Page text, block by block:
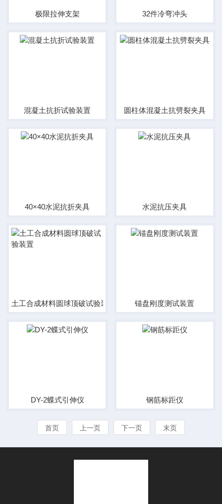
极限拉伸支架 32件冷弯冲头
混凝土抗折试验装置 圆柱体混凝土抗劈裂夹具
40×40水泥抗折夹具 水泥抗压夹具
土工合成材料圆球顶破试验装置 锚盘刚度测试装置
DY-2蝶式引伸仪 钢筋标距仪
首页 上一页 下一页 末页